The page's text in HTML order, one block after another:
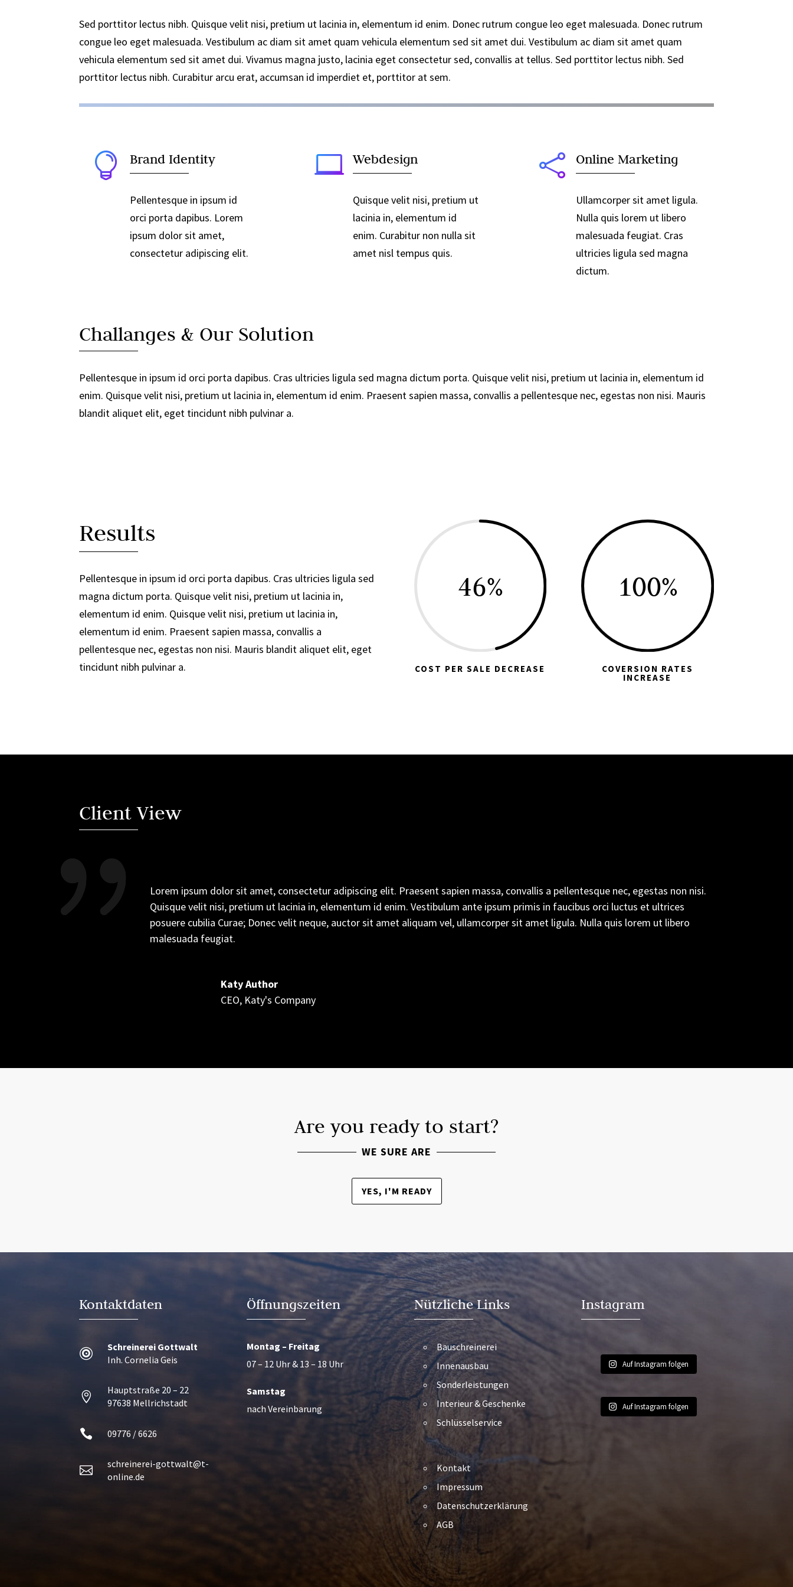
Sed porttitor lectus nibh. Quisque velit nisi, pretium ut lacinia in, elementum id enim. Donec rutrum congue leo eget malesuada. Donec rutrum
congue leo eget malesuada. Vestibulum ac diam sit amet quam vehicula elementum sed sit amet dui. Vestibulum ac diam sit amet quam
vehicula elementum sed sit amet dui. Vivamus magna justo, lacinia eget consectetur sed, convallis at tellus. Sed porttitor lectus nibh. Sed
porttitor lectus nibh. Curabitur arcu erat, accumsan id imperdiet et, porttitor at sem.
 Brand Identity
Pellentesque in ipsum id
orci porta dapibus. Lorem
ipsum dolor sit amet,
consectetur adipiscing elit.
 Webdesign
Quisque velit nisi, pretium ut
lacinia in, elementum id
enim. Curabitur non nulla sit
amet nisl tempus quis.
 Online Marketing
Ullamcorper sit amet ligula.
Nulla quis lorem ut libero
malesuada feugiat. Cras
ultricies ligula sed magna
dictum.
Challanges & Our Solution
Pellentesque in ipsum id orci porta dapibus. Cras ultricies ligula sed magna dictum porta. Quisque velit nisi, pretium ut lacinia in, elementum id
enim. Quisque velit nisi, pretium ut lacinia in, elementum id enim. Praesent sapien massa, convallis a pellentesque nec, egestas non nisi. Mauris
blandit aliquet elit, eget tincidunt nibh pulvinar a.
Results
Pellentesque in ipsum id orci porta dapibus. Cras ultricies ligula sed
magna dictum porta. Quisque velit nisi, pretium ut lacinia in,
elementum id enim. Quisque velit nisi, pretium ut lacinia in,
elementum id enim. Praesent sapien massa, convallis a
pellentesque nec, egestas non nisi. Mauris blandit aliquet elit, eget
tincidunt nibh pulvinar a.
46%
COST PER SALE DECREASE
100%
COVERSION RATES
INCREASE
Client View
Lorem ipsum dolor sit amet, consectetur adipiscing elit. Praesent sapien massa, convallis a pellentesque nec, egestas non nisi.
Quisque velit nisi, pretium ut lacinia in, elementum id enim. Vestibulum ante ipsum primis in faucibus orci luctus et ultrices
posuere cubilia Curae; Donec velit neque, auctor sit amet aliquam vel, ullamcorper sit amet ligula. Nulla quis lorem ut libero
malesuada feugiat.
Katy Author
CEO, Katy's Company
Are you ready to start?
WE SURE ARE
YES, I'M READY
Kontaktdaten

Schreinerei Gottwalt
Inh. Cornelia Geis

Hauptstraße 20 – 22
97638 Mellrichstadt
 09776 / 6626

schreinerei-gottwalt@t-
online.de
Öffnungszeiten
Montag – Freitag
07 – 12 Uhr & 13 – 18 Uhr
Samstag
nach Vereinbarung
Nützliche Links
Bauschreinerei
Innenausbau
Sonderleistungen
Interieur & Geschenke
Schlüsselservice
Kontakt
Impressum
Datenschutzerklärung
AGB
Instagram
Auf Instagram folgen
Auf Instagram folgen